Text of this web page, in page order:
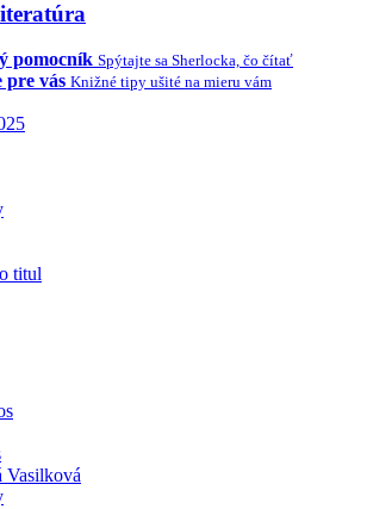
pomocník Spýtajte sa Sherlocka, čo čítať
pre vás Knižné tipy ušité na mieru vám
titul
Vasilková